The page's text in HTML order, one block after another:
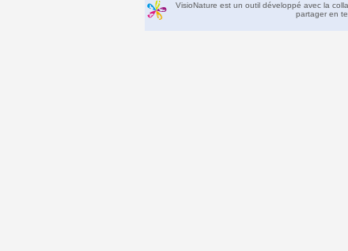
VisioNature est un outil développé avec la
partager en